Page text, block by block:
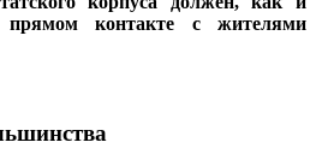
контакте с жителями